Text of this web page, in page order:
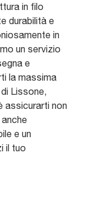
in filo
durabilità e
in
un servizio
e
la massima
Lissone,
assicurarti non
e un
il tuo